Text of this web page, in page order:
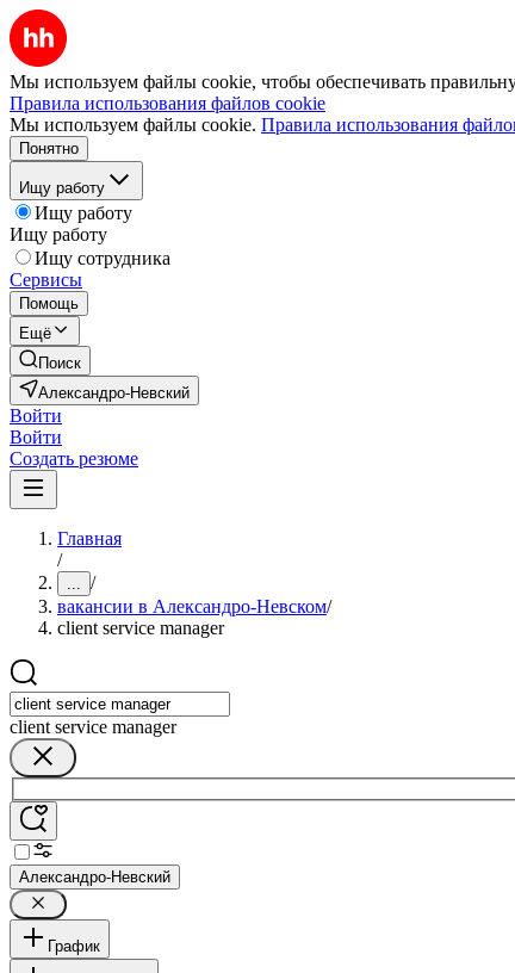
Мы используем файлы cookie, чтобы обеспечивать
Правила использования файлов cookie
Мы используем файлы cookie. Правила использования
Понятно
Ищу работу
Ищу работу
Ищу работу
Ищу сотрудника
Сервисы
Помощь
Ещё
Поиск
Александро-Невский
Войти
Войти
Создать резюме
Главная
/
... /
вакансии в Александро-Невском/
client service manager
client service manager
Александро-Невский
График